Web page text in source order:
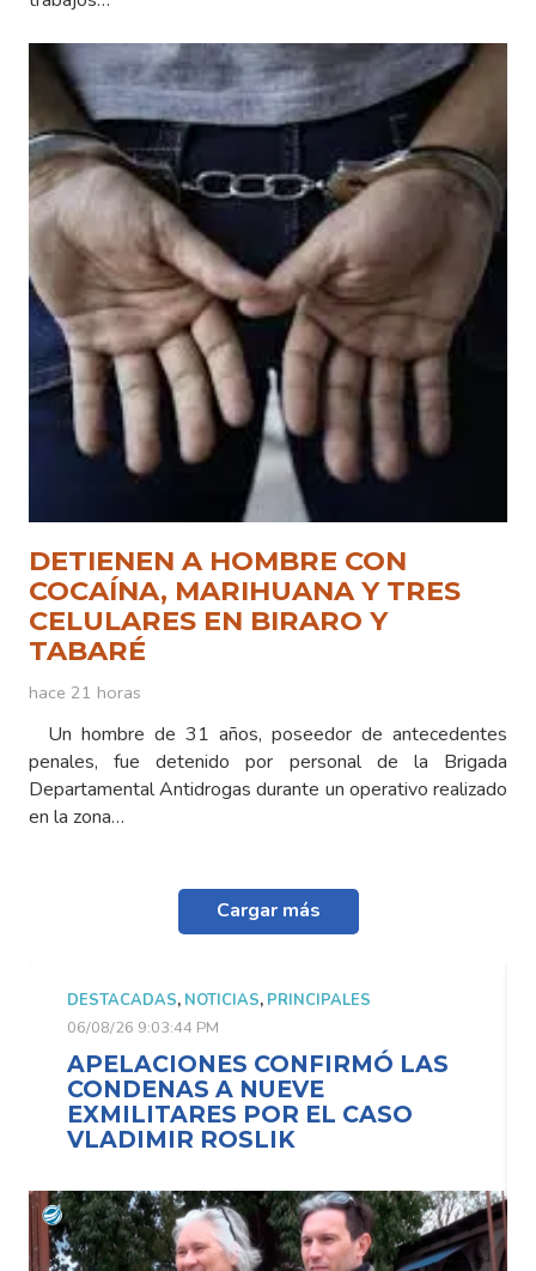
DETIENEN A HOMBRE CON
COCAÍNA, MARIHUANA Y TRES
CELULARES EN BIRARO Y
TABARÉ
hace 21 horas
Un hombre de 31 años, poseedor de antecedentes
penales, fue detenido por personal de la Brigada
Departamental Antidrogas durante un operativo realizado
en la zona…
Cargar más
DESTACADAS,NOTICIAS,PRINCIPALES
06/08/26 9:03:44 PM
APELACIONES CONFIRMÓ LAS
CONDENAS A NUEVE
EXMILITARES POR EL CASO
VLADIMIR ROSLIK